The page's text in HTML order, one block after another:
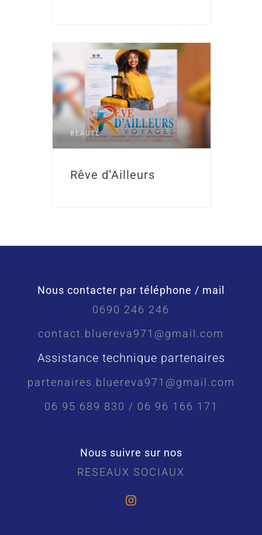
BEAUTÉ
Rêve d’Ailleurs
Nous contacter par téléphone / mail
0690 246 246
contact.bluereva971@gmail.com
Assistance technique partenaires
partenaires.bluereva971@gmail.com
06 95 689 830 / 06 96 166 171
Nous suivre sur nos
RESEAUX SOCIAUX